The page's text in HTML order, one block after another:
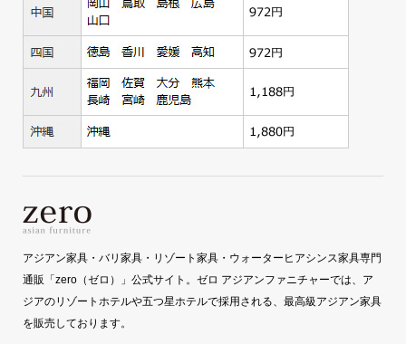
アジアン家具・バリ家具・リゾート家具・ウォーターヒアシンス家具専門
通販「zero（ゼロ）」公式サイト。ゼロ アジアンファニチャーでは、ア
ジアのリゾートホテルや五つ星ホテルで採用される、最高級アジアン家具
を販売しております。